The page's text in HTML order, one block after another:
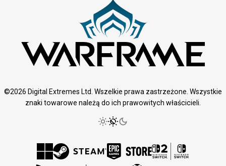
©2026 Digital Extremes Ltd. Wszelkie prawa zastrzeżone. Wszystkie
znaki towarowe należą do ich prawowitych właścicieli.